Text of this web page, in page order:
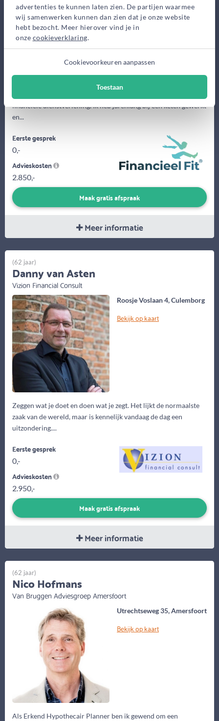
advertenties te kunnen laten zien. De partijen waarmee
wij samenwerken kunnen dan zien dat je onze website
hebt bezocht. Meer hierover vind je in
onze cookieverklaring.
Cookievoorkeuren aanpassen
Toestaan
Bekijk op kaart
financiële dienstverlening. Ik heb jarenlang bij een keten gewerkt
en...
Eerste gesprek
0,-
Advieskosten
2.850,-
Maak gratis afspraak
Meer informatie
Roosje Voslaan 4, Culemborg
Bekijk op kaart
Zeggen wat je doet en doen wat je zegt. Het lijkt de normaalste
zaak van de wereld, maar is kennelijk vandaag de dag een
uitzondering....
(62 jaar)
Danny van Asten
Vizion Financial Consult
Eerste gesprek
0,-
Advieskosten
2.950,-
Maak gratis afspraak
Meer informatie
Utrechtseweg 35, Amersfoort
Bekijk op kaart
Als Erkend Hypothecair Planner ben ik gewend om een
(62 jaar)
Nico Hofmans
Van Bruggen Adviesgroep Amersfoort